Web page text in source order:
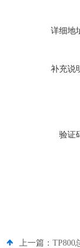
详细地
补充说
验证
上一篇： TP800